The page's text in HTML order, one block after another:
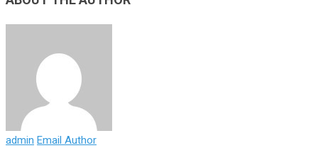
admin Email Author